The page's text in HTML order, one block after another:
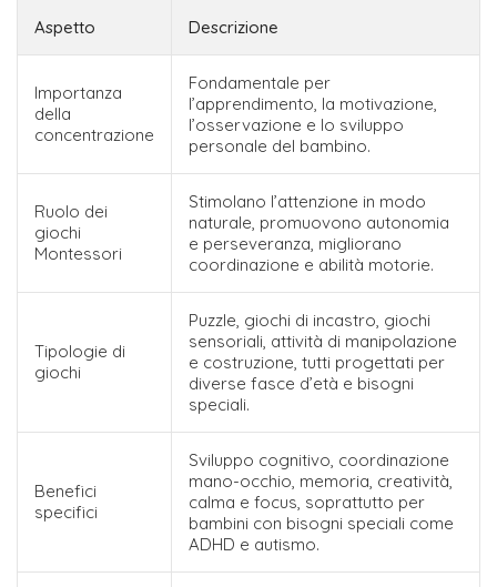
Aspetto Descrizione
Importanza
della
concentrazione
Fondamentale per
l’apprendimento, la motivazione,
l’osservazione e lo sviluppo
personale del bambino.
Ruolo dei
giochi
Montessori
Stimolano l’attenzione in modo
naturale, promuovono autonomia
e perseveranza, migliorano
coordinazione e abilità motorie.
Tipologie di
giochi
Puzzle, giochi di incastro, giochi
sensoriali, attività di manipolazione
e costruzione, tutti progettati per
diverse fasce d’età e bisogni
speciali.
Benefici
specifici
Sviluppo cognitivo, coordinazione
mano-occhio, memoria, creatività,
calma e focus, soprattutto per
bambini con bisogni speciali come
ADHD e autismo.